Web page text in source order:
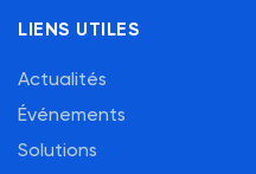
LIENS UTILES
Actualités
Événements
Solutions